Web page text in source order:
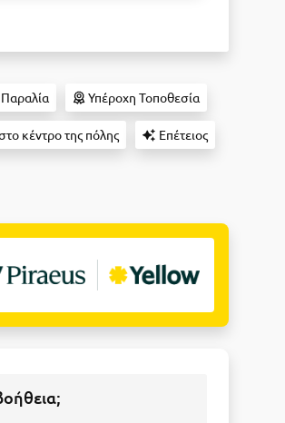
Υπέροχη Τοποθεσία
κέντρο της πόλης Επέτειος